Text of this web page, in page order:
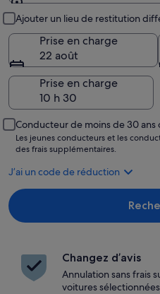
Ajouter un lieu de restitution
Prise en charge
22 août
Prise en charge
Conducteur de moins de 30 ans
Les jeunes conducteurs et les
des frais supplémentaires.
J’ai un code de réduction
Changez d’avis
Annulation sans frais
voitures sélectionnées